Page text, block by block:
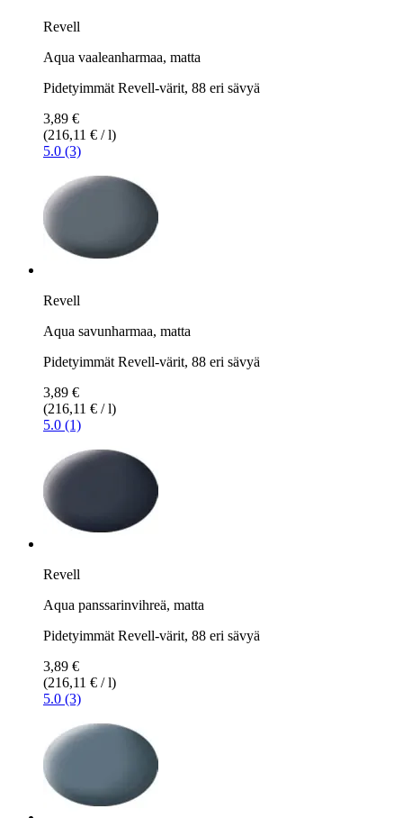
Revell
Aqua vaaleanharmaa, matta
Pidetyimmät Revell-värit, 88 eri sävyä
3,89 €
(216,11 € / l)
5.0 (3)
Revell
Aqua savunharmaa, matta
Pidetyimmät Revell-värit, 88 eri sävyä
3,89 €
(216,11 € / l)
5.0 (1)
Revell
Aqua panssarinvihreä, matta
Pidetyimmät Revell-värit, 88 eri sävyä
3,89 €
(216,11 € / l)
5.0 (3)